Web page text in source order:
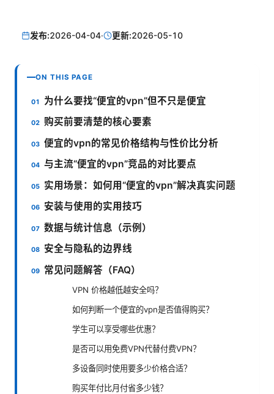
发布:2026-04-04· 更新:2026-05-10
ON THIS PAGE
为什么要找“便宜的vpn”但不只是便宜
购买前要清楚的核心要素
便宜的vpn的常见价格结构与性价比分析
与主流“便宜的vpn”竞品的对比要点
实用场景：如何用“便宜的vpn”解决真实问题
安装与使用的实用技巧
数据与统计信息（示例）
安全与隐私的边界线
常见问题解答（FAQ）
VPN 价格越低越安全吗？
如何判断一个便宜的vpn是否值得购买？
学生可以享受哪些优惠？
是否可以用免费VPN代替付费VPN？
多设备同时使用要多少价格合适？
购买年付比月付省多少钱？